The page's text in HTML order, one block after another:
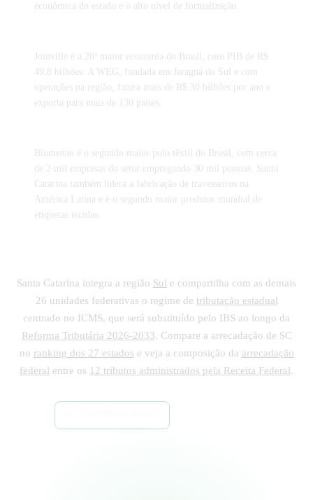
econômica do estado e o alto nível de formalização.
Joinville é a 28ª maior economia do Brasil, com PIB de R$
49,8 bilhões. A WEG, fundada em Jaraguá do Sul e com
operações na região, fatura mais de R$ 30 bilhões por ano e
exporta para mais de 130 países.
Blumenau é o segundo maior polo têxtil do Brasil, com cerca
de 2 mil empresas do setor empregando 30 mil pessoas. Santa
Catarina também lidera a fabricação de travesseiros na
América Latina e é o segundo maior produtor mundial de
etiquetas tecidas.
Santa Catarina integra a região Sul e compartilha com as demais
26 unidades federativas o regime de tributação estadual
centrado no ICMS, que será substituído pelo IBS ao longo da
Reforma Tributária 2026-2033. Compare a arrecadação de SC
no ranking dos 27 estados e veja a composição da arrecadação
federal entre os 12 tributos administrados pela Receita Federal.